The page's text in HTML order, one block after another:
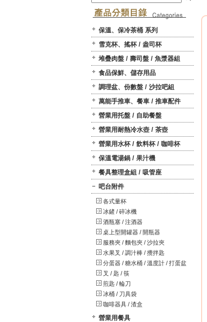
保溫、保冷茶桶 系列
雪克杯、搖杯 / 盎司杯
堆疊肉盤 / 壽司盤 / 魚漿器組
食品保鮮、儲存用品
調理盆、份數盤 / 沙拉吧組
萬能手推車、餐車 / 推車配件
營業用托盤 / 自助餐盤
營業用耐熱冷水壺 / 茶壺
營業用水杯 / 飲料杯 / 咖啡杯
保溫電湯鍋 / 果汁機
餐具整理盒組 / 吸管座
吧台附件
各式量杯
冰鏟 / 碎冰機
酒瓶塞 / 注酒器
桌上型開罐器 / 開瓶器
服務夾 / 麵包夾 / 沙拉夾
水果叉 / 調汁棒 / 攪拌匙
分蛋器 / 糖水桶 / 溫度計 / 打蛋盆
叉 / 匙 / 筷
煎匙 / 輪刀
冰桶 / 刀具袋
咖啡器具 / 渣盒
營業用餐具